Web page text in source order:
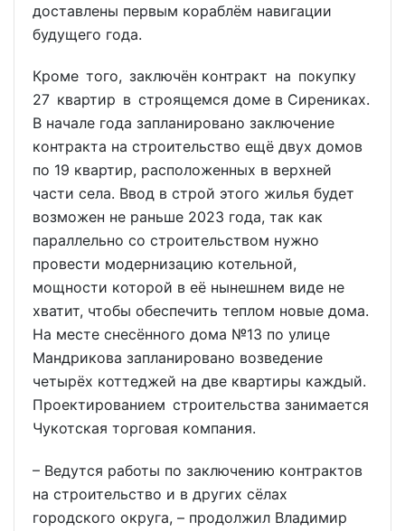
доставлены первым кораблём навигации
будущего года.
Кроме того, заключён контракт на покупку
27 квартир в строящемся доме в Сирениках.
В начале года запланировано заключение
контракта на строительство ещё двух домов
по 19 квартир, расположенных в верхней
части села. Ввод в строй этого жилья будет
возможен не раньше 2023 года, так как
параллельно со строительством нужно
провести модернизацию котельной,
мощности которой в её нынешнем виде не
хватит, чтобы обеспечить теплом новые дома.
На месте снесённого дома №13 по улице
Мандрикова запланировано возведение
четырёх коттеджей на две квартиры каждый.
Проектированием строительства занимается
Чукотская торговая компания.
– Ведутся работы по заключению контрактов
на строительство и в других сёлах
городского округа, – продолжил Владимир